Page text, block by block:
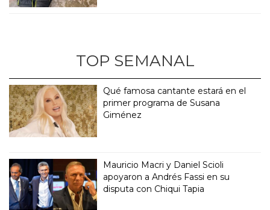
TOP SEMANAL
Qué famosa cantante estará en el
primer programa de Susana
Giménez
Mauricio Macri y Daniel Scioli
apoyaron a Andrés Fassi en su
disputa con Chiqui Tapia